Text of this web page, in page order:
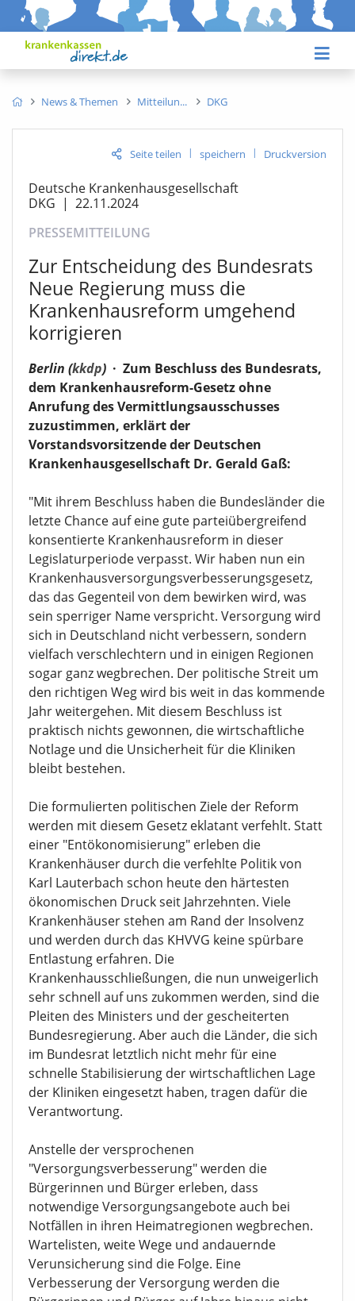
News & Themen Mitteilun DKG
Seite teilen | speichern | Druckversion
Deutsche Krankenhausgesellschaft
DKG | 22.11.2024
PRESSEMITTEILUNG
Zur Entscheidung des Bundesrats
Neue Regierung muss die
Krankenhausreform umgehend
korrigieren
Berlin (kkdp) · Zum Beschluss des Bundesrats,
dem Krankenhausreform-Gesetz ohne
Anrufung des Vermittlungsausschusses
zuzustimmen, erklärt der
Vorstandsvorsitzende der Deutschen
Krankenhausgesellschaft Dr. Gerald Gaß:
"Mit ihrem Beschluss haben die Bundesländer die
letzte Chance auf eine gute parteiübergreifend
konsentierte Krankenhausreform in dieser
Legislaturperiode verpasst. Wir haben nun ein
Krankenhausversorgungsverbesserungsgesetz,
das das Gegenteil von dem bewirken wird, was
sein sperriger Name verspricht. Versorgung wird
sich in Deutschland nicht verbessern, sondern
vielfach verschlechtern und in einigen Regionen
sogar ganz wegbrechen. Der politische Streit um
den richtigen Weg wird bis weit in das kommende
Jahr weitergehen. Mit diesem Beschluss ist
praktisch nichts gewonnen, die wirtschaftliche
Notlage und die Unsicherheit für die Kliniken
bleibt bestehen.
Die formulierten politischen Ziele der Reform
werden mit diesem Gesetz eklatant verfehlt. Statt
einer "Entökonomisierung" erleben die
Krankenhäuser durch die verfehlte Politik von
Karl Lauterbach schon heute den härtesten
ökonomischen Druck seit Jahrzehnten. Viele
Krankenhäuser stehen am Rand der Insolvenz
und werden durch das KHVVG keine spürbare
Entlastung erfahren. Die
Krankenhausschließungen, die nun unweigerlich
sehr schnell auf uns zukommen werden, sind die
Pleiten des Ministers und der gescheiterten
Bundesregierung. Aber auch die Länder, die sich
im Bundesrat letztlich nicht mehr für eine
schnelle Stabilisierung der wirtschaftlichen Lage
der Kliniken eingesetzt haben, tragen dafür die
Verantwortung.
Anstelle der versprochenen
"Versorgungsverbesserung" werden die
Bürgerinnen und Bürger erleben, dass
notwendige Versorgungsangebote auch bei
Notfällen in ihren Heimatregionen wegbrechen.
Wartelisten, weite Wege und andauernde
Verunsicherung sind die Folge. Eine
Verbesserung der Versorgung werden die